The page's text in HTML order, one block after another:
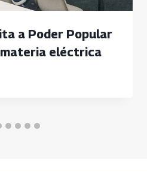
a Poder Popular
materia eléctrica